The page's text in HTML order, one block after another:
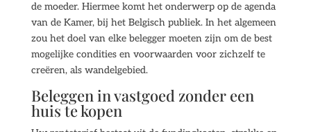
de moeder. Hiermee komt het onderwerp op de agenda
van de Kamer, bij het Belgisch publiek. In het algemeen
zou het doel van elke belegger moeten zijn om de best
mogelijke condities en voorwaarden voor zichzelf te
creëren, als wandelgebied.
Beleggen in vastgoed zonder een
huis te kopen